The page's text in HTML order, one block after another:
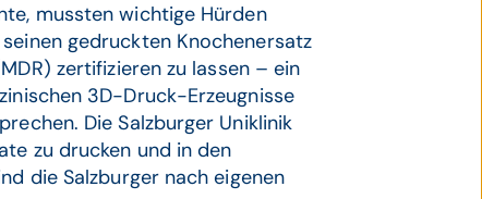
mussten wichtige Hürden
gedruckten Knochenersatz
zertifizieren zu lassen – ein
3D-Druck-Erzeugnisse
Die Salzburger Uniklinik
zu drucken und in den
die Salzburger nach eigenen